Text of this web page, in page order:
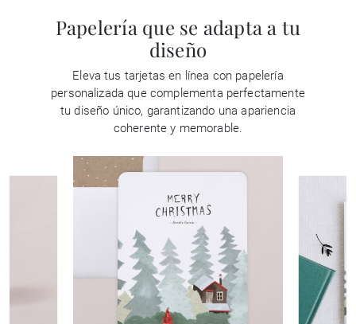
Papelería que se adapta a tu
diseño
Eleva tus tarjetas en línea con papelería
personalizada que complementa perfectamente
tu diseño único, garantizando una apariencia
coherente y memorable.